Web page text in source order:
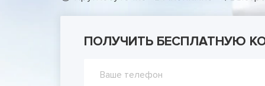
Вывод из
ПОЛУЧИТЬ БЕСПЛАТНУЮ